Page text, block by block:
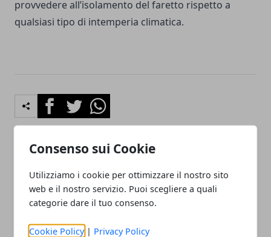
Consenso sui Cookie
Utilizziamo i cookie per ottimizzare il nostro sito
web e il nostro servizio. Puoi scegliere a quali
categorie dare il tuo consenso.
Cookie Policy | Privacy Policy
provvedere all’isolamento del faretto rispetto a
qualsiasi tipo di intemperia climatica.
FacebookTwitterWhatsapp
Consigli per arredare un
bagno piccolo
Inquinamento atmosferico
mondiale: molte le